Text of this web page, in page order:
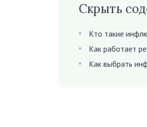
Скрыть
Кто такие
Как работает
Как выбрать